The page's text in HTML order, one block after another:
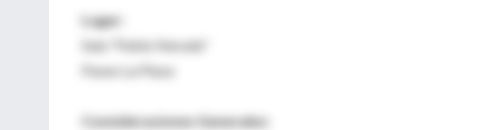
Lugar:
Sala "Pablo Neruda"
Paseo La Plaza
Consideraciones Generales: